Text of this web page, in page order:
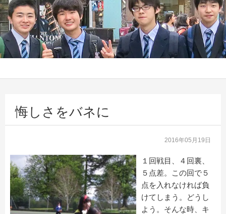
悔しさをバネに
2016年05月19日
１回戦目、４回裏、
５点差。この回で５
点を入れなければ負
けてしまう。どうし
よう。そんな時、キ